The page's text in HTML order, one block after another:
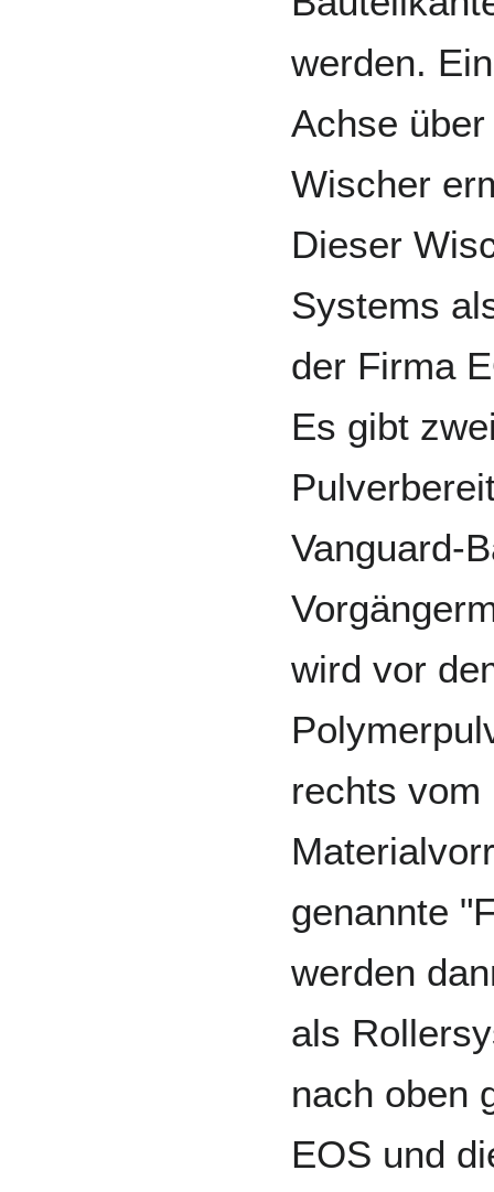
werden.
Achse
Wischer
Dieser
Systems
der Firma
Es gibt
Vanguard-
wird vor
rechts vom
genannte
werden
als
nach oben
EOS und